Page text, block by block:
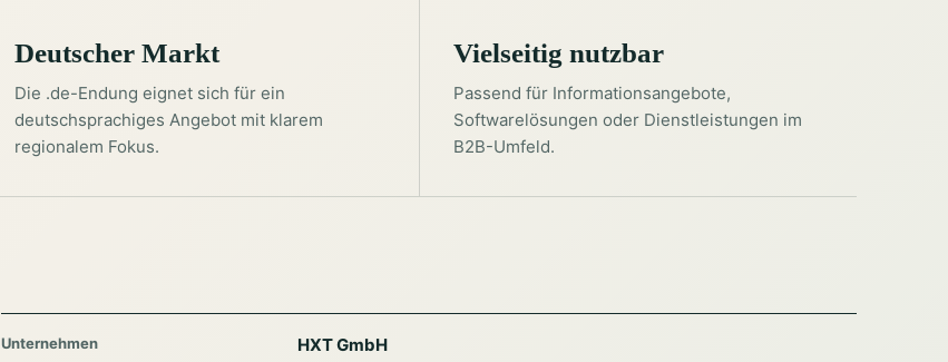
Deutscher Markt
Die .de-Endung eignet sich für ein
deutschsprachiges Angebot mit klarem
regionalem Fokus.
Vielseitig nutzbar
Passend für Informationsangebote,
Softwarelösungen oder Dienstleistungen im
B2B-Umfeld.
Unternehmen HXT GmbH